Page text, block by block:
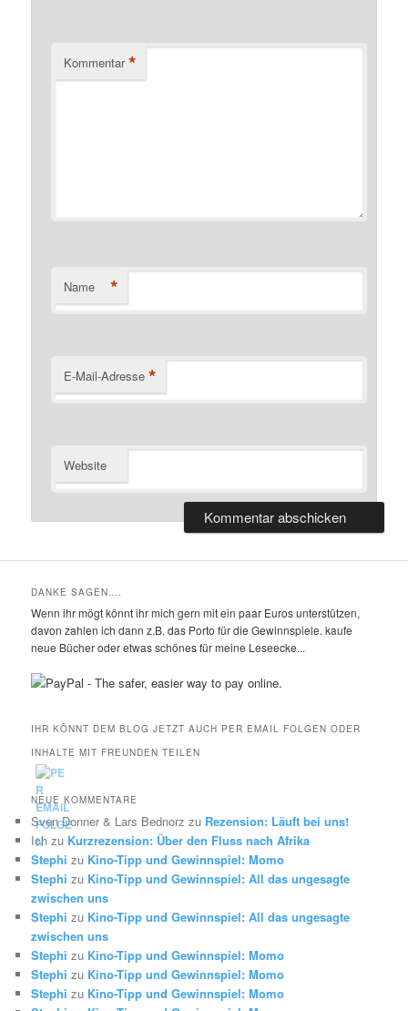
Kommentar *
Name *
E-Mail-Adresse *
Website
DANKE SAGEN….
Wenn ihr mögt könnt ihr mich gern mit ein paar Euros unterstützen,
davon zahlen ich dann z.B. das Porto für die Gewinnspiele. kaufe
neue Bücher oder etwas schönes für meine Leseecke...
IHR KÖNNT DEM BLOG JETZT AUCH PER EMAIL FOLGEN ODER
INHALTE MIT FREUNDEN TEILEN
NEUE KOMMENTARE
Sven Donner & Lars Bednorz zu Rezension: Läuft bei uns!
Ich zu Kurzrezension: Über den Fluss nach Afrika
Stephi zu Kino-Tipp und Gewinnspiel: Momo
Stephi zu Kino-Tipp und Gewinnspiel: All das ungesagte
zwischen uns
Stephi zu Kino-Tipp und Gewinnspiel: All das ungesagte
zwischen uns
Stephi zu Kino-Tipp und Gewinnspiel: Momo
Stephi zu Kino-Tipp und Gewinnspiel: Momo
Stephi zu Kino-Tipp und Gewinnspiel: Momo